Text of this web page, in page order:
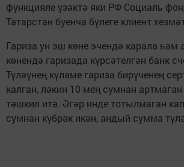
функцияле үзәктә яки РФ Социаль
Татарстан буенча бүлеге клиент
Гариза ун эш көне эчендә карала һәм
көнендә гаризада күрсәтелгән банк
Түләүнең күләме гариза бирүченең
калган, ләкин 10 мең сумнан
тәшкил итә. Әгәр инде тотылмаган
сумнан күбрәк икән, андый сумма